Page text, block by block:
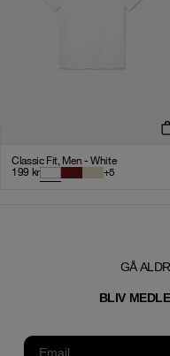
Classic Fit, Men - White
199 kr +5
GÅ
BLIV